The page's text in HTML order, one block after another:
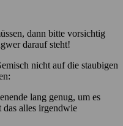
dann bitte vorsichtig
darauf steht!
nicht auf die staubigen
lang genug, um es
das alles irgendwie